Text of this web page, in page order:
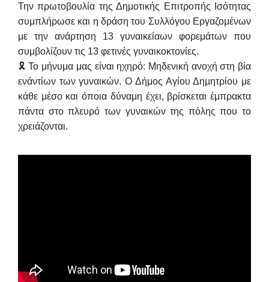
Την πρωτοβουλία της Δημοτικής Επιτροπής Ισότητας
συμπλήρωσε και η δράση του Συλλόγου Εργαζομένων
με την ανάρτηση 13 γυναικείαων φορεμάτων που
συμβολίζουν τις 13 φετινές γυναικοκτονίες.
🎗 Το μήνυμα μας είναι ηχηρό: Μηδενική ανοχή στη βία
ενάντίων των γυναικών.Ο Δήμος Αγίου Δημητρίου με
κάθε μέσο και όποια δύναμη έχει, βρίσκεται έμπρακτα
πάντα στο πλευρό των γυναικών της πόλης που το
χρειάζονται.